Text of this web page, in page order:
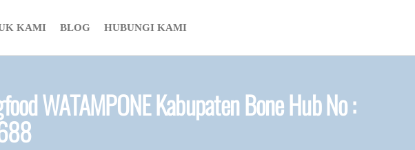
KAMI BLOG HUBUNGI KAMI
WATAMPONE Kabupaten Bone Hub No :